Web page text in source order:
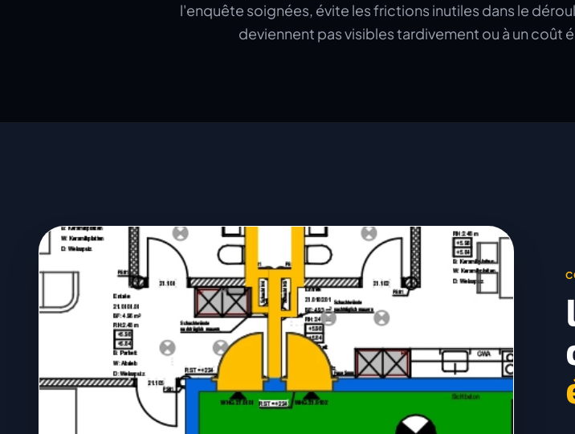
l'enquête soignées, évite les frictions inutiles dans le
deviennent pas visibles tardivement ou à un coût